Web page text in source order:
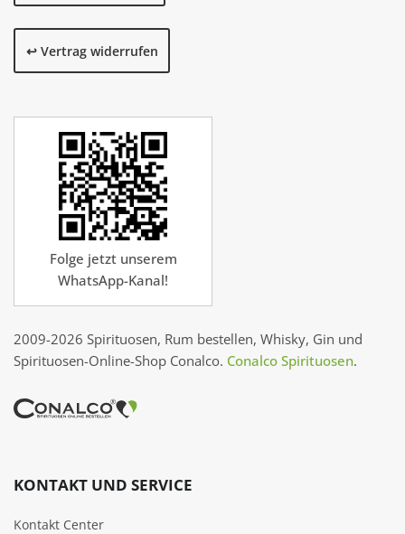
↩️ Vertrag widerrufen
Folge jetzt unserem
WhatsApp-Kanal!
2009-2026 Spirituosen, Rum bestellen, Whisky, Gin und
Spirituosen-Online-Shop Conalco. Conalco Spirituosen.
KONTAKT UND SERVICE
Kontakt Center